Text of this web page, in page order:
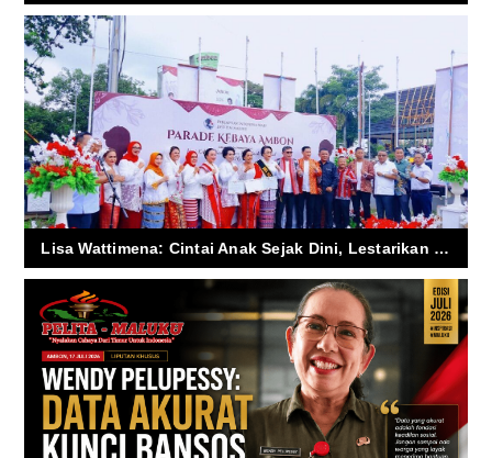
Lisa Wattimena: Cintai Anak Sejak Dini, Lestarikan Kebaya sebagai Warisan Budaya Bangsa